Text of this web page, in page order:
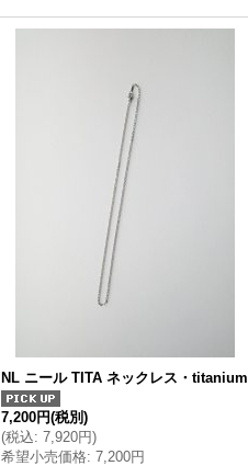
NL ニール TITA ネックレス・titanium
7,200円(税別)
(税込: 7,920円)
希望小売価格: 7,200円